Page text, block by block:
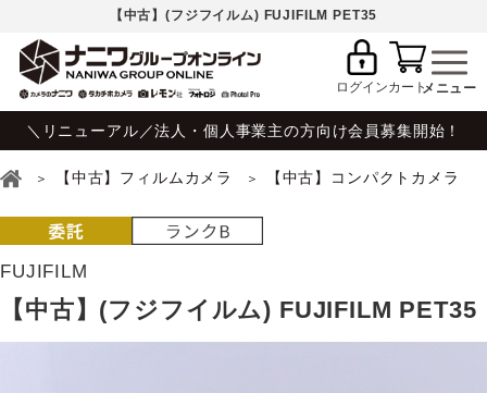
【中古】(フジフイルム) FUJIFILM PET35
ログインカート
＼リニューアル／法人・個人事業主の方向け会員募集開始！
【中古】フィルムカメラ 【中古】コンパクトカメラ
FUJIFILM
【中古】(フジフイルム) FUJIFILM PET35